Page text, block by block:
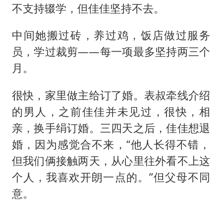
不支持辍学，但佳佳坚持不去。
中间她搬过砖，养过鸡，饭店做过服务
员，学过裁剪——每一项最多坚持两三个
月。
很快，家里做主给订了婚。表叔牵线介绍
的男人，之前佳佳并未见过，很快，相
亲，换手绢订婚。三四天之后，佳佳想退
婚，因为感觉合不来，“他人长得不错，
但我们俩接触两天，从心里往外看不上这
个人，我喜欢开朗一点的。”但父母不同
意。